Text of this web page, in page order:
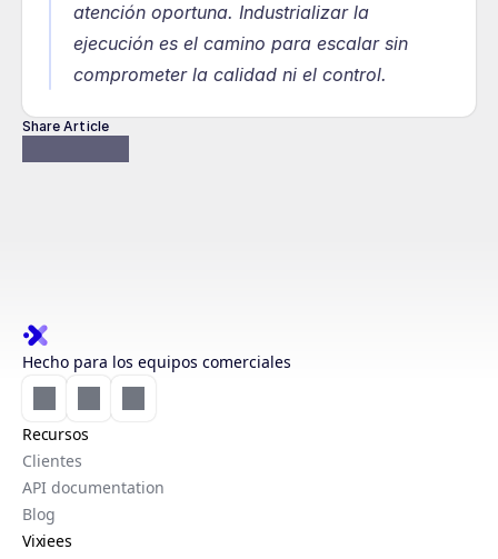
atención oportuna. Industrializar la
ejecución es el camino para escalar sin
comprometer la calidad ni el control.
Share Article
Hecho para los equipos comerciales
Recursos
Clientes
API documentation
Blog
Vixiees